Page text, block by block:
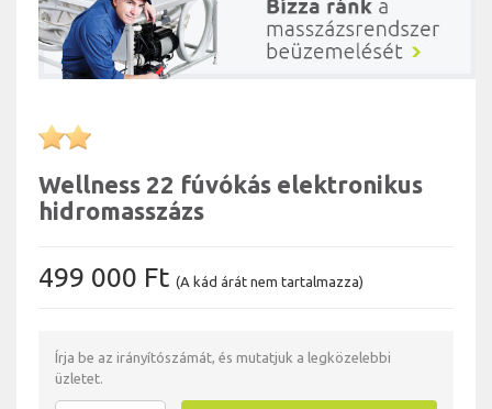
Wellness 22 fúvókás elektronikus
hidromasszázs
499 000 Ft (A kád árát nem tartalmazza)
Írja be az irányítószámát, és mutatjuk a legközelebbi
üzletet.